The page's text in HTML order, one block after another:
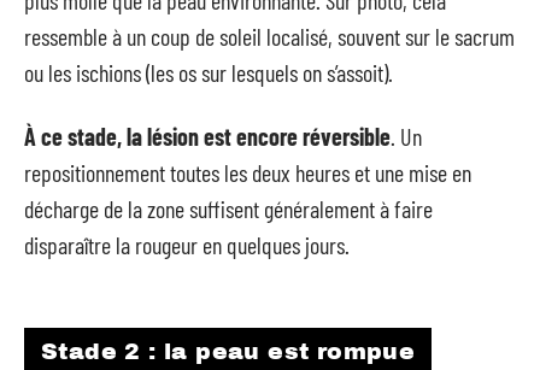
ressemble à un coup de soleil localisé, souvent sur le sacrum
ou les ischions (les os sur lesquels on s’assoit).
À ce stade, la lésion est encore réversible . Un
repositionnement toutes les deux heures et une mise en
décharge de la zone suffisent généralement à faire
disparaître la rougeur en quelques jours.
Stade 2 : la peau est rompue